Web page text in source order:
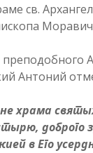
св.
Антоний
храма
доброго
в Его